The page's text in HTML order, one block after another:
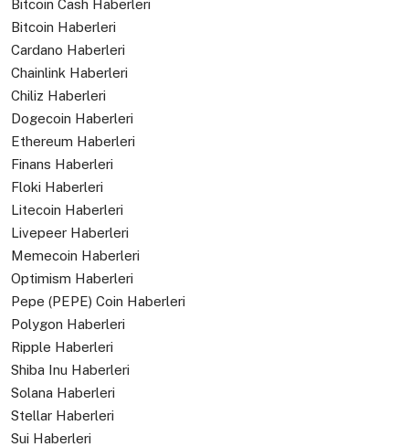
Bitcoin Cash Haberleri
Bitcoin Haberleri
Cardano Haberleri
Chainlink Haberleri
Chiliz Haberleri
Dogecoin Haberleri
Ethereum Haberleri
Finans Haberleri
Floki Haberleri
Litecoin Haberleri
Livepeer Haberleri
Memecoin Haberleri
Optimism Haberleri
Pepe (PEPE) Coin Haberleri
Polygon Haberleri
Ripple Haberleri
Shiba Inu Haberleri
Solana Haberleri
Stellar Haberleri
Sui Haberleri